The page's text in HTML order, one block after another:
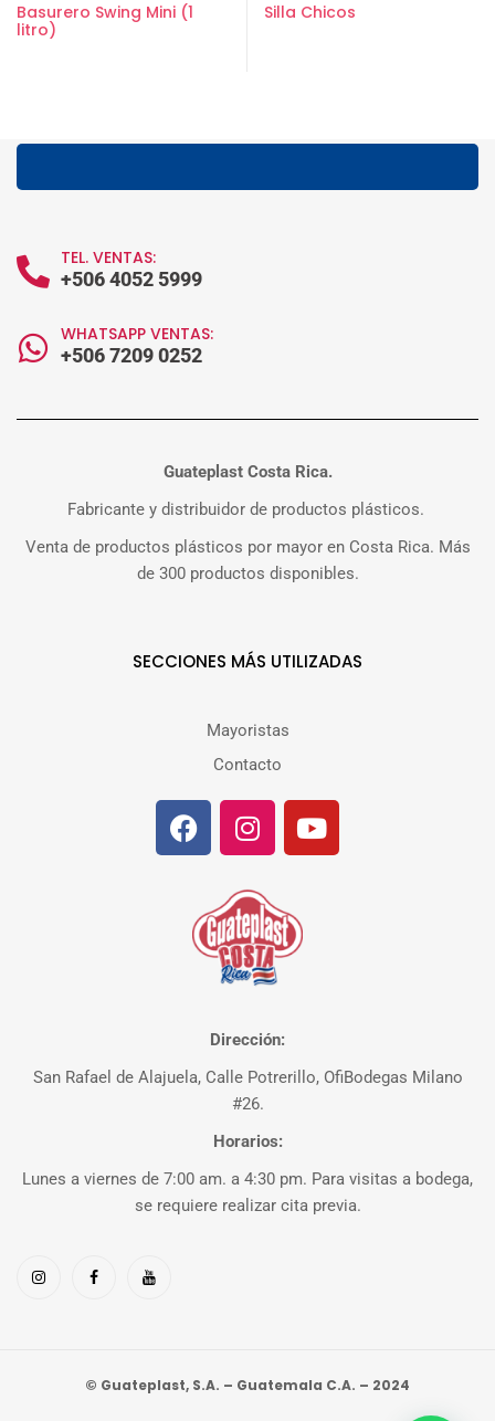
Basurero Swing Mini (1
litro)
Silla Chicos
TEL. VENTAS:
+506 4052 5999
WHATSAPP VENTAS:
+506 7209 0252
Guateplast Costa Rica.
Fabricante y distribuidor de productos plásticos.
Venta de productos plásticos por mayor en Costa Rica. Más
de 300 productos disponibles.
SECCIONES MÁS UTILIZADAS
Mayoristas
Contacto
Dirección:
San Rafael de Alajuela, Calle Potrerillo, OfiBodegas Milano
#26.
Horarios:
Lunes a viernes de 7:00 am. a 4:30 pm. Para visitas a bodega,
se requiere realizar cita previa.
© Guateplast, S.A. – Guatemala C.A. – 2024